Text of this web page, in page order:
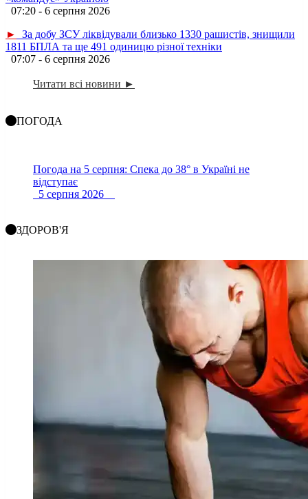
07:20 - 6 серпня 2026
►
За добу ЗСУ ліквідували близько 1330 рашистів, знищили
1811 БПЛА та ще 491 одиницю різної техніки
07:07 - 6 серпня 2026
Читати всі новини ►
ПОГОДА
Погода на 5 серпня: Спека до 38° в Україні не
відступає
5 серпня 2026
ЗДОРОВ'Я